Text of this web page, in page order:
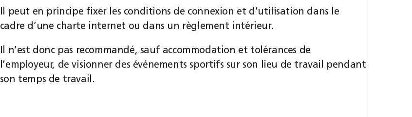
Il peut en principe fixer les conditions de connexion et d’utilisation dans le
cadre d’une charte internet ou dans un règlement intérieur.
Il n’est donc pas recommandé, sauf accommodation et tolérances de
l’employeur, de visionner des événements sportifs sur son lieu de travail pendant
son temps de travail.